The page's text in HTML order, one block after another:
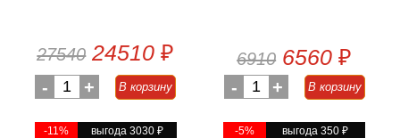
27540 24510 ₽
- 1 + В корзину
-11% выгода 3030 ₽
6910 6560 ₽
- 1 + В корзину
-5% выгода 350₽